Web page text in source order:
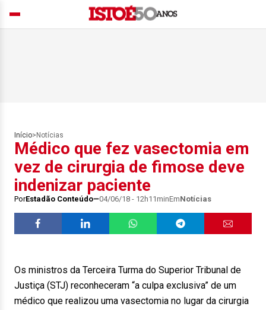
Início> Notícias
Médico que fez vasectomia em
vez de cirurgia de fimose deve
indenizar paciente
PorEstadão Conteúdo 04/06/18 - 12h11minEmNotícias
Os ministros da Terceira Turma do Superior Tribunal de
Justiça (STJ) reconheceram “a culpa exclusiva” de um
médico que realizou uma vasectomia no lugar da cirurgia